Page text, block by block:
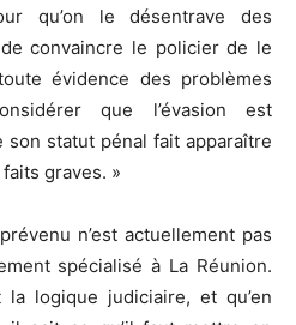
qu’on le désentrave des
convaincre le policier de le
évidence des problèmes
que l’évasion est
son statut pénal fait apparaître
graves. »
n’est actuellement pas
spécialisé à La Réunion.
logique judiciaire, et qu’en